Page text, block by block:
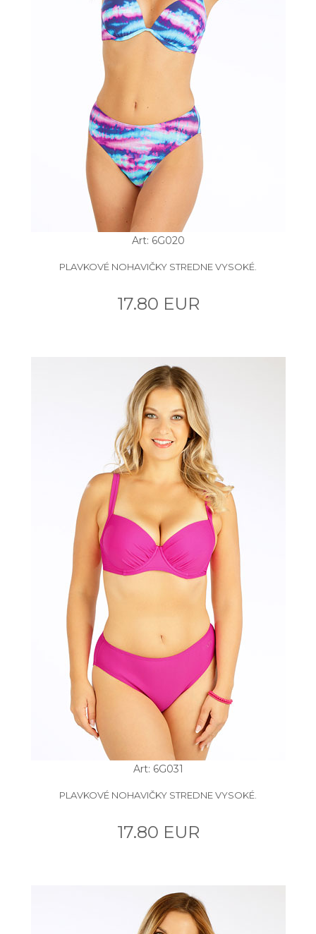
Art: 6G020
PLAVKOVÉ NOHAVIČKY STREDNE VYSOKÉ.
17.80 EUR
Art: 6G031
PLAVKOVÉ NOHAVIČKY STREDNE VYSOKÉ.
17.80 EUR